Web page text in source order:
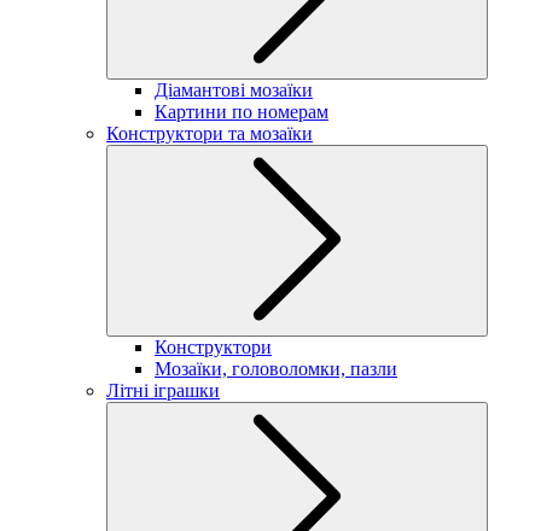
Діамантові мозаїки
Картини по номерам
Конструктори та мозаїки
Конструктори
Мозаїки, головоломки, пазли
Літні іграшки